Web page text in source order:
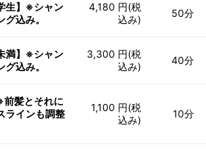
生】※シャン
込み。
4,180 円(税
込み)
50分
満】※シャン
込み。
3,300 円(税
込み)
40分
前髪とそれに
ラインも調整
1,100 円(税
込み)
10分